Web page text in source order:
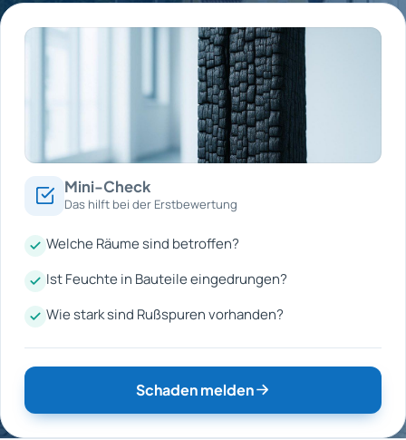
Mini-Check
Das hilft bei der Erstbewertung
Welche Räume sind betroffen?
Ist Feuchte in Bauteile eingedrungen?
Wie stark sind Rußspuren vorhanden?
Schaden melden